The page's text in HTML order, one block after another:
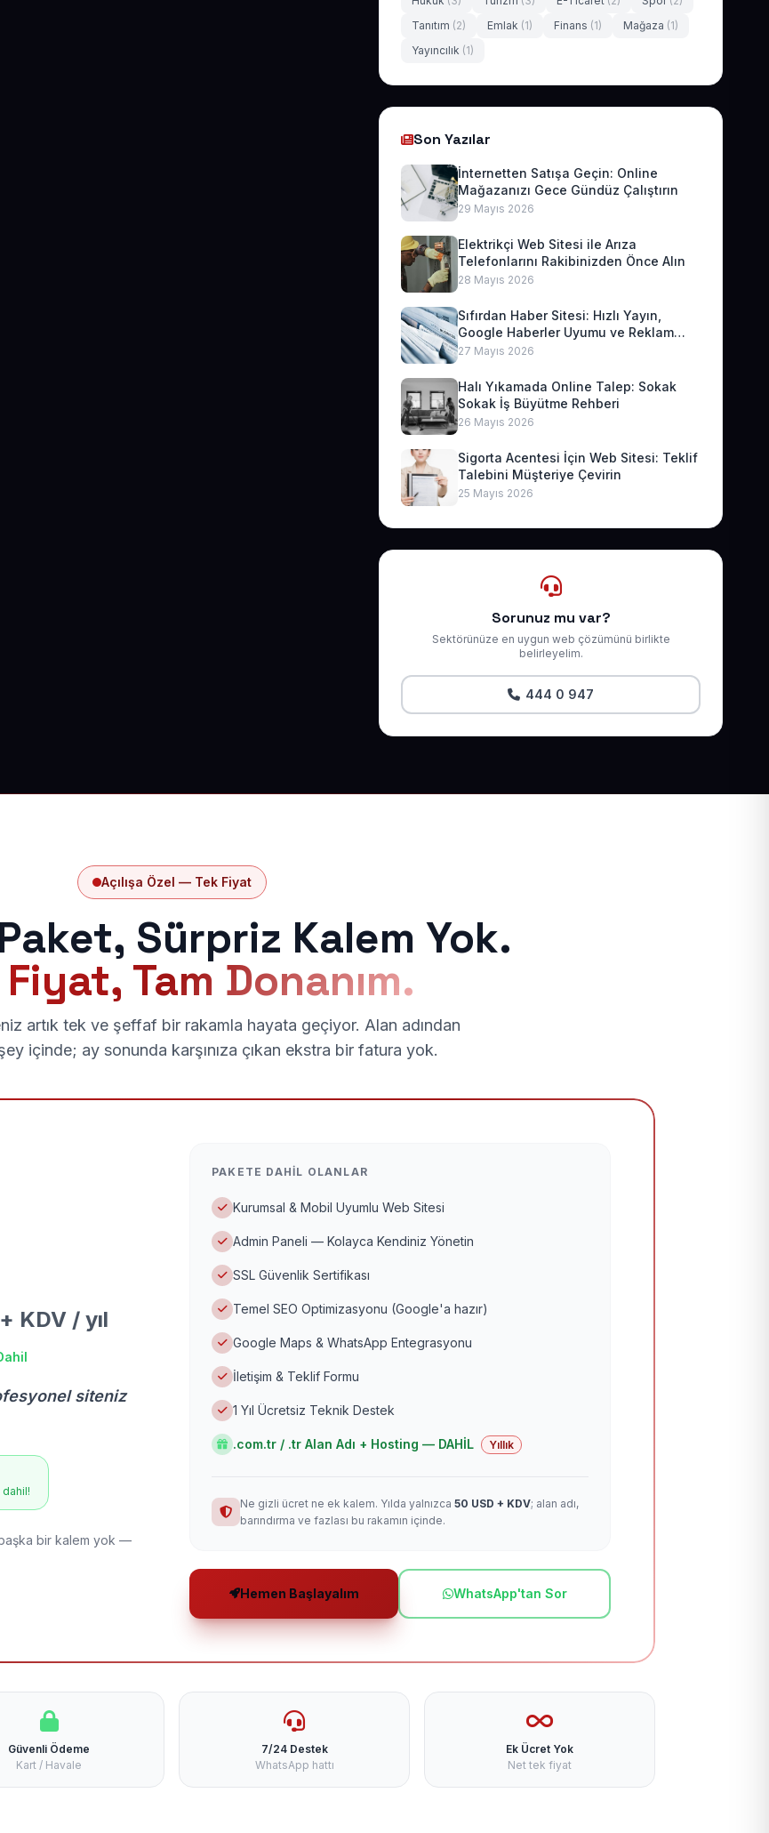
Tanıtım (2) Emlak (1) Finans (1) Mağaza (1)
Yayıncılık (1)
Son Yazılar
İnternetten Satışa Geçin: Online
Mağazanızı Gece Gündüz Çalıştırın
29 Mayıs 2026
Elektrikçi Web Sitesi ile Arıza
Telefonlarını Rakibinizden Önce Alın
28 Mayıs 2026
Sıfırdan Haber Sitesi: Hızlı Yayın,
Google Haberler Uyumu ve Reklam
Geliri
27 Mayıs 2026
Halı Yıkamada Online Talep: Sokak
Sokak İş Büyütme Rehberi
26 Mayıs 2026
Sigorta Acentesi İçin Web Sitesi: Teklif
Talebini Müşteriye Çevirin
25 Mayıs 2026
Sorunuz mu var?
Sektörünüze en uygun web çözümünü birlikte
belirleyelim.
444 0 947
Açılışa Özel — Tek Fiyat
Sürpriz Kalem Yok.
Tam Donanım.
artık tek ve şeffaf bir rakamla hayata geçiyor. Alan adından
içinde; ay sonunda karşınıza çıkan ekstra bir fatura yok.
+ KDV / yıl
siteniz
dahil!
bir kalem yok —
PAKETE DAHIL OLANLAR
Kurumsal & Mobil Uyumlu Web Sitesi
Admin Paneli — Kolayca Kendiniz Yönetin
SSL Güvenlik Sertifikası
Temel SEO Optimizasyonu (Google'a hazır)
Google Maps & WhatsApp Entegrasyonu
İletişim & Teklif Formu
1 Yıl Ücretsiz Teknik Destek
.com.tr / .tr Alan Adı + Hosting — DAHİL Yıllık
Ne gizli ücret ne ek kalem. Yılda yalnızca 50 USD + KDV; alan adı,
barındırma ve fazlası bu rakamın içinde.
Hemen Başlayalım WhatsApp'tan Sor
Güvenli Ödeme
Kart / Havale
7/24 Destek
WhatsApp hattı
Ek Ücret Yok
Net tek fiyat